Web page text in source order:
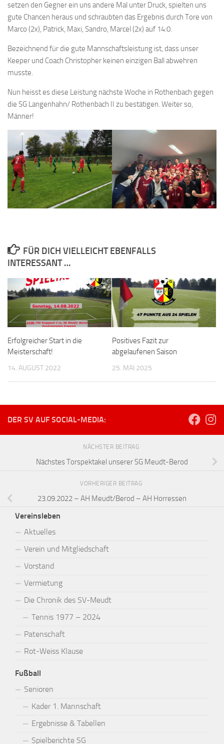
setzen den Gegner ein uns andere Mal unter Druck, spielten uns
gute Chancen heraus und schraubten das Ergebnis durch Tore von
Marco (2x), Patrick, Maxi, Sandro, Marcel (2x) auf 14:0.
Bezeichnend für die gute Mannschaftsleistung ist, dass unser
Keeper und Coach Christopher keinen einzigen Ball abwehren
musste.
Nun heisst es diese Leistung nächste Woche in Rothenbach gegen
die SG Langenhahn/ Rothenbach II zu bestätigen. Weiter so,
Männer!
FÜR DICH VIELLEICHT EBENFALLS
INTERESSANT …
Erfolgreicher Start in die
Meisterschaft!
14. AUGUST 2022
Positives Fazit zur
abgelaufenen Saison
25. MAI 2025
DER SV AUF SOCIAL-MEDIA:
NÄCHSTER BEITRAG
Nächstes Torspektakel unserer SG Meudt-Berod
VORHERIGER BEITRAG
23.09.2022 – AH Meudt/Berod – AH Horressen
Vereinsleben
Aktuelles
Verein und Mitgliedschaft
Vorstand
Vermietung
Die Chronik des SV-Meudt
Tennis 1977 – 2024
Patenschaft
Rot-Weiss Klause
Fußball
Senioren
Kader 1. Mannschaft
Ergebnisse & Tabellen
Spielberichte SG